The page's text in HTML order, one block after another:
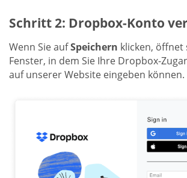
Schritt 2: Dropbox-Konto
Wenn Sie aufSpeichern klicken, öffnet
Fenster, in dem Sie Ihre Dropbox-
auf unserer Website eingeben können.